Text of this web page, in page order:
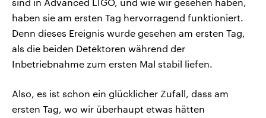
sind in Advanced LIGO, und wie wir gesehen haben,
haben sie am ersten Tag hervorragend funktioniert.
Denn dieses Ereignis wurde gesehen am ersten Tag,
als die beiden Detektoren während der
Inbetriebnahme zum ersten Mal stabil liefen.
Also, es ist schon ein glücklicher Zufall, dass am
ersten Tag, wo wir überhaupt etwas hätten